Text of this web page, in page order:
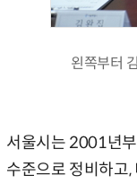
왼쪽부터
서울시는 2001년
수준으로 정비하고